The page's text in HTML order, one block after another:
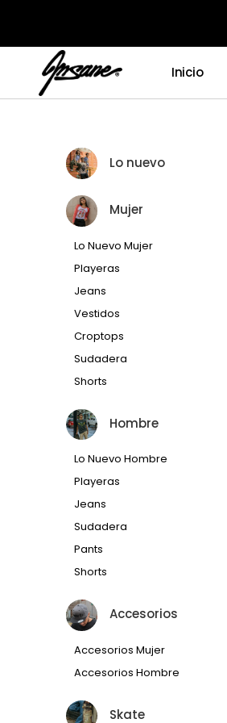
Inicio
Lo nuevo
Mujer
Lo Nuevo Mujer
Playeras
Jeans
Vestidos
Croptops
Sudadera
Shorts
Hombre
Lo Nuevo Hombre
Playeras
Jeans
Sudadera
Pants
Shorts
Accesorios
Accesorios Mujer
Accesorios Hombre
Skate